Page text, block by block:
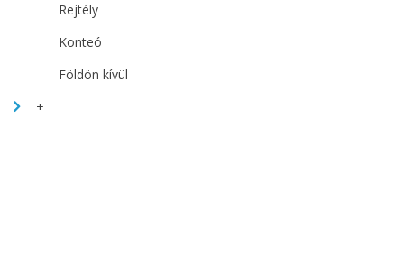
Rejtély
Konteó
Földön kívül
+